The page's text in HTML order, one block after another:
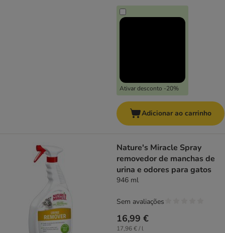
Ativar desconto -20%
Adicionar ao carrinho
Nature's Miracle Spray
removedor de manchas de
urina e odores para gatos
946 ml
16,99 €
17,96 € / l
Sem avaliações